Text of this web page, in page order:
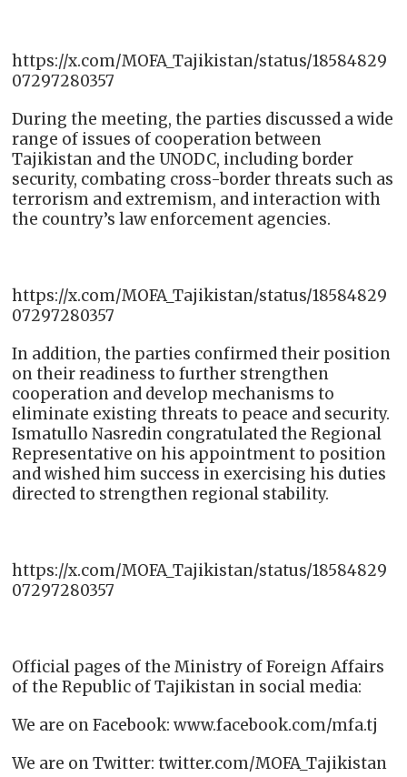
https://x.com/MOFA_Tajikistan/status/18584829
07297280357
During the meeting, the parties discussed a wide
range of issues of cooperation between
Tajikistan and the UNODC, including border
security, combating cross-border threats such as
terrorism and extremism, and interaction with
the country’s law enforcement agencies.
https://x.com/MOFA_Tajikistan/status/18584829
07297280357
In addition, the parties confirmed their position
on their readiness to further strengthen
cooperation and develop mechanisms to
eliminate existing threats to peace and security.
Ismatullo Nasredin congratulated the Regional
Representative on his appointment to position
and wished him success in exercising his duties
directed to strengthen regional stability.
https://x.com/MOFA_Tajikistan/status/18584829
07297280357
Official pages of the Ministry of Foreign Affairs
of the Republic of Tajikistan in social media:
We are on Facebook: www.facebook.com/mfa.tj
We are on Twitter: twitter.com/MOFA_Tajikistan